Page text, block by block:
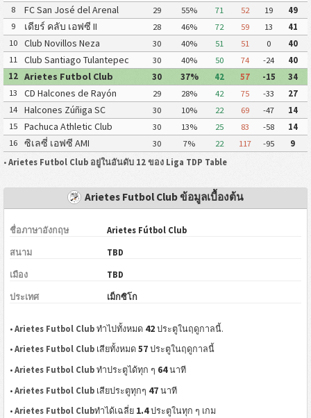
8
FC San José del Arenal
(Academia América
Leyendas)
29 55% 71 52 19
49
9
เดียร์ คลับ เอฟซี II 28 46% 72 59 13
41
10
Club Novillos Neza 30 40% 51 51 0
40
11
Club Santiago Tulantepec
(Juniors FC)
30 40% 50 74 -24
40
12
Arietes Futbol Club 30 37% 42 57 -15
34
13
CD Halcones de Rayón 29 28% 42 75 -33
27
14
Halcones Zúñiga SC 30 10% 22 69 -47
14
15
Pachuca Athletic Club 30 13% 25 83 -58
14
16
ซิเลซี่ เอฟซี AMI 30 7% 22 117 -95
9
• Arietes Futbol Club อยู่ในอันดับ 12 ของ Liga TDP Table
Arietes Futbol Club ข้อมูลเบื้องต้น
ชื่อภาษาอังกฤษ Arietes Fútbol Club
สนาม TBD
เมือง TBD
ประเทศ เม็กซิโก
•Arietes Futbol Club ทำไปทั้งหมด 42 ประตูในฤดูกาลนี้.
•Arietes Futbol Club เสียทั้งหมด57 ประตูในฤดูกาลนี้
•Arietes Futbol Club ทำประตูได้ทุก ๆ 64นาที
•Arietes Futbol Club เสียประตูทุกๆ 47 นาที
•Arietes Futbol Clubทำได้เฉลี่ย 1.4ประตูในทุก ๆ เกม